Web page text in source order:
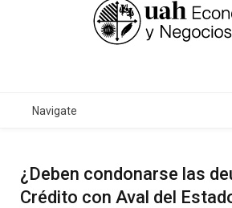
Navigate
¿Deben condonarse las
Crédito con Aval del